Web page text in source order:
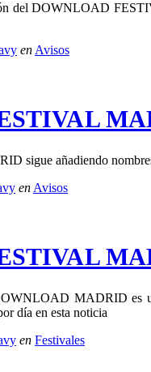
del DOWNLOAD
en Avisos
añadiendo nombres
en Avisos
MADRID es
día en esta noticia
en Festivales